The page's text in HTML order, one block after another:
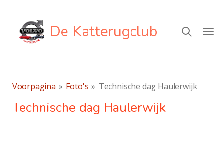
direct
naar
De Katterugclub
Voorpagina » Foto's » Technische dag Haulerwijk
Technische dag Haulerwijk